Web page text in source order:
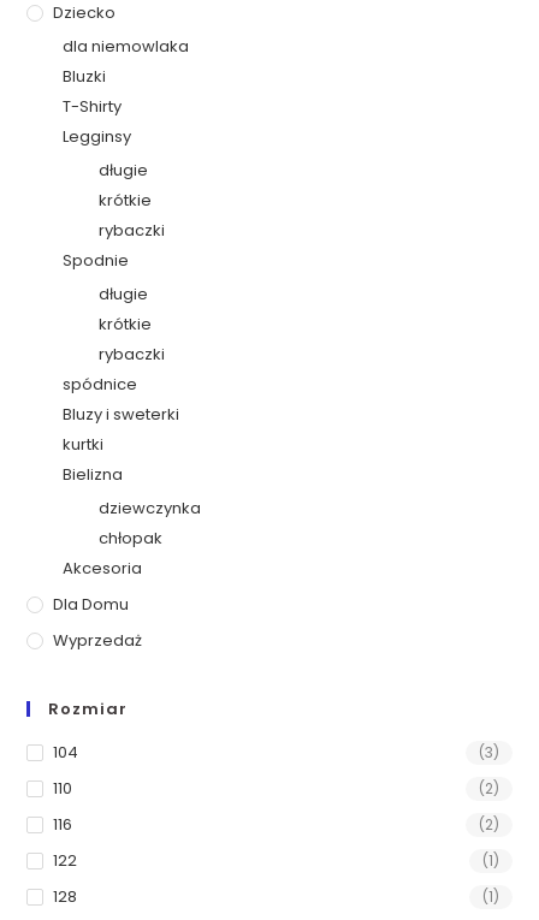
Dziecko
dla niemowlaka
Bluzki
T-Shirty
Legginsy
długie
krótkie
rybaczki
Spodnie
długie
krótkie
rybaczki
spódnice
Bluzy i sweterki
kurtki
Bielizna
dziewczynka
chłopak
Akcesoria
Dla Domu
Wyprzedaż
Rozmiar
104
(3)
110 (2)
116 (2)
122 (1)
128 (1)